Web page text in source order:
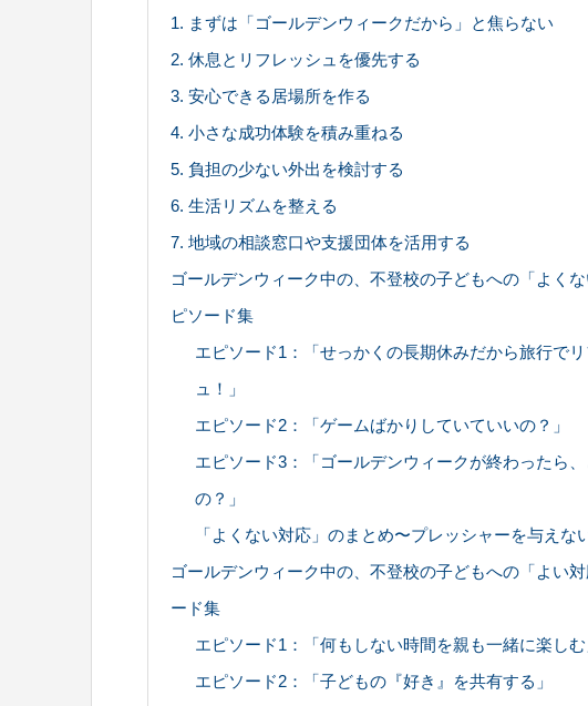
1. まずは「ゴールデンウィークだから」と焦らない
2. 休息とリフレッシュを優先する
3. 安心できる居場所を作る
4. 小さな成功体験を積み重ねる
5. 負担の少ない外出を検討する
6. 生活リズムを整える
7. 地域の相談窓口や支援団体を活用する
ゴールデンウィーク中の、不登校の子どもへの「よく
ピソード集
エピソード1：「せっかくの長期休みだから旅行で
ュ！」
エピソード2：「ゲームばかりしていていいの？」
エピソード3：「ゴールデンウィークが終わったら
の？」
「よくない対応」のまとめ〜プレッシャーを与えな
ゴールデンウィーク中の、不登校の子どもへの「よい
ード集
エピソード1：「何もしない時間を親も一緒に楽しむ
エピソード2：「子どもの『好き』を共有する」